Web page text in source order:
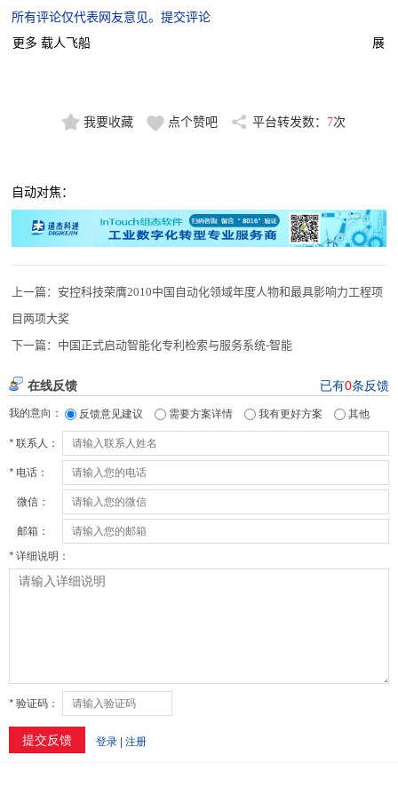
所有评论仅代表网友意见。提交评论
更多 载人飞船
展
我要收藏 点个赞吧 平台转发数： 7次
自动对焦：
上一篇： 安控科技荣膺2010中国自动化领域年度人物和最具影响力工程项
目两项大奖
下一篇： 中国正式启动智能化专利检索与服务系统-智能